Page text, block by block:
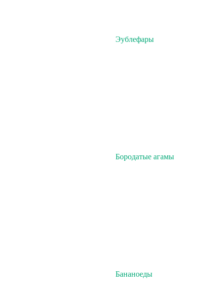
Эублефары
Бородатые агамы
Бананоеды